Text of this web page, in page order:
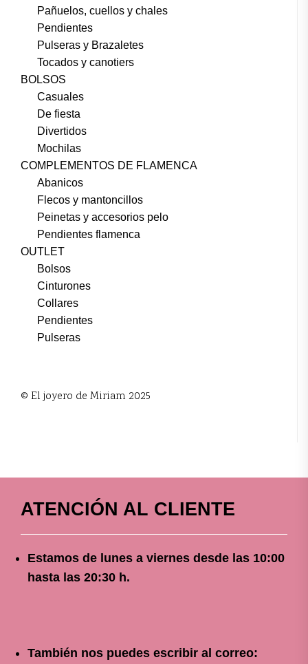
Pañuelos, cuellos y chales
Pendientes
Pulseras y Brazaletes
Tocados y canotiers
BOLSOS
Casuales
De fiesta
Divertidos
Mochilas
COMPLEMENTOS DE FLAMENCA
Abanicos
Flecos y mantoncillos
Peinetas y accesorios pelo
Pendientes flamenca
OUTLET
Bolsos
Cinturones
Collares
Pendientes
Pulseras
© El joyero de Miriam 2025
ATENCIÓN AL CLIENTE
Estamos de lunes a viernes desde las 10:00
hasta las 20:30 h.
También nos puedes escribir al correo: